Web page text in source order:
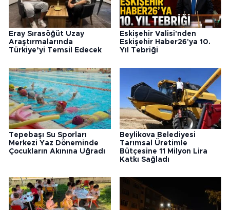
Eray Sırasöğüt Uzay
Araştırmalarında
Türkiye’yi Temsil Edecek
Eskişehir Valisi'nden
Eskişehir Haber26'ya 10.
Yıl Tebriği
Tepebaşı Su Sporları
Merkezi Yaz Döneminde
Çocukların Akınına Uğradı
Beylikova Belediyesi
Tarımsal Üretimle
Bütçesine 11 Milyon Lira
Katkı Sağladı